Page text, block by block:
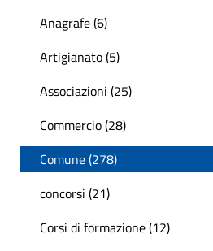
Anagrafe (6)
Artigianato (5)
Associazioni (25)
Commercio (28)
Comune (278)
concorsi (21)
Corsi di formazione (12)